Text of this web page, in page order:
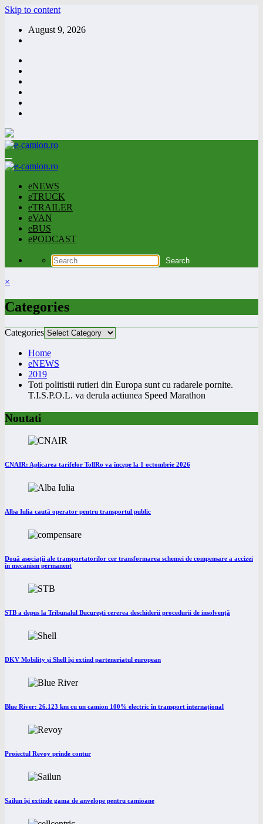
Skip to content
August 9, 2026
eNEWS
eTRUCK
eTRAILER
eVAN
eBUS
ePODCAST
×
Categories
Categories
Home
eNEWS
2019
Toti politistii rutieri din Europa sunt cu radarele pornite.
T.I.S.P.O.L. va derula actiunea Speed Marathon
Noutati
CNAIR: Aplicarea tarifelor TollRo va începe la 1 octombrie 2026
Alba Iulia caută operator pentru transportul public
Două asociații ale transportatorilor cer transformarea schemei de compensare a accizei
în mecanism permanent
STB a depus la Tribunalul București cererea deschiderii procedurii de insolvență
DKV Mobility și Shell își extind parteneriatul european
Blue River: 26.123 km cu un camion 100% electric în transport internațional
Proiectul Revoy prinde contur
Sailun își extinde gama de anvelope pentru camioane